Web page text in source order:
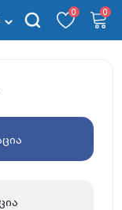
0 0